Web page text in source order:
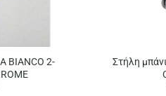
BIANCO 2-
Στήλη